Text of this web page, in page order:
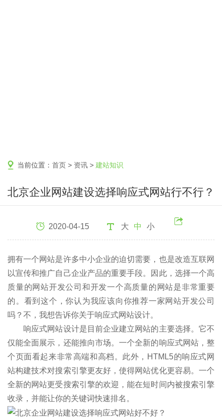
当前位置： 首页 > 资讯 > 建站知识
北京企业网站建设选择响应式网站行不行？
2020-04-15 大 中 小
拥有一个网站是许多中小企业的迫切需要，也是改造互联网
以宣传和推广自己企业产品的重要手段。因此，选择一个高
质量的网站开发公司和开发一个高质量的网站是非常重要
的。看到这个，你认为我应该向你推荐一家网站开发公司
吗？不，我想告诉你关于响应式网站设计。
响应式网站设计是目前企业建立网站的主要选择。它不
仅能全面展示，还能推向市场。一个全新的响应式网站，整
个页面看起来非常高端和高档。此外，HTML5的响应式网
站构建技术对搜索引擎更友好，使得网站优化更容易。一个
全新的网站更受搜索引擎的欢迎，能在短时间内被搜索引擎
收录，并能让你的关键词快速排名。